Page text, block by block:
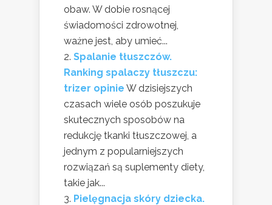
obaw. W dobie rosnącej
świadomości zdrowotnej,
ważne jest, aby umieć...
Spalanie tłuszczów.
Ranking spalaczy tłuszczu:
trizer opinie W dzisiejszych
czasach wiele osób poszukuje
skutecznych sposobów na
redukcję tkanki tłuszczowej, a
jednym z popularniejszych
rozwiązań są suplementy diety,
takie jak...
Pielęgnacja skóry dziecka.